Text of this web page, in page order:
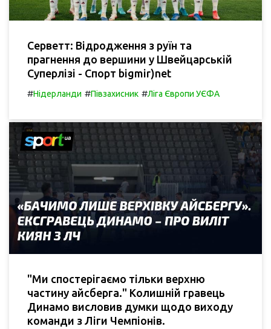
Серветт: Відродження з руїн та
прагнення до вершини у Швейцарській
Суперлізі - Спорт bigmir)net
#Нідерланди #Півзахисник #Ліга Європи УЄФА
"Ми спостерігаємо тільки верхню
частину айсберга." Колишній гравець
Динамо висловив думки щодо виходу
команди з Ліги Чемпіонів.